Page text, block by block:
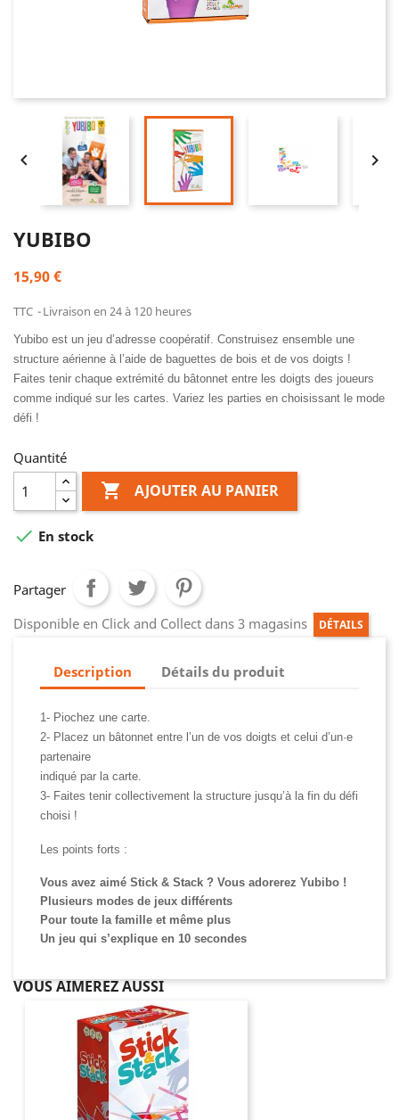
 
YUBIBO
15,90 €
TTC Livraison en 24 à 120 heures
Yubibo est un jeu d’adresse coopératif. Construisez ensemble une
structure aérienne à l’aide de baguettes de bois et de vos doigts !
Faites tenir chaque extrémité du bâtonnet entre les doigts des joueurs
comme indiqué sur les cartes. Variez les parties en choisissant le mode
défi !
Quantité
 AJOUTER AU PANIER
 En stock
Partager
Disponible en Click and Collect dans 3 magasins
DÉTAILS
Description Détails du produit
1- Piochez une carte.
2- Placez un bâtonnet entre l’un de vos doigts et celui d’un·e
partenaire
indiqué par la carte.
3- Faites tenir collectivement la structure jusqu’à la fin du défi
choisi !
Les points forts :
Vous avez aimé Stick & Stack ? Vous adorerez Yubibo !
Plusieurs modes de jeux différents
Pour toute la famille et même plus
Un jeu qui s’explique en 10 secondes
VOUS AIMEREZ AUSSI